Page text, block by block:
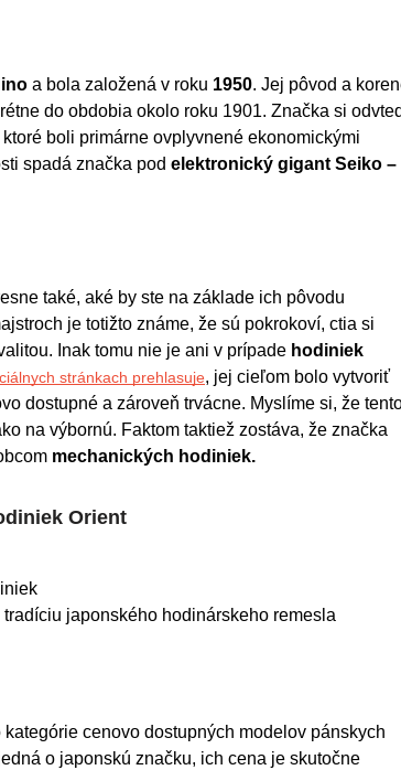
a bola založená v roku 1950. Jej pôvod a
do obdobia okolo roku 1901. Značka si
boli primárne ovplyvnené ekonomickými
spadá značka pod elektronický gigant Seiko –
také, aké by ste na základe ich pôvodu
je totižto známe, že sú pokrokoví, ctia si
Inak tomu nie je ani v prípade hodiniek
stránkach prehlasuje, jej cieľom bolo vytvoriť
dostupné a zároveň trvácne. Myslíme si, že
na výbornú. Faktom taktiež zostáva, že značka
mechanických hodiniek.
Orient
japonského hodinárskeho remesla
cenovo dostupných modelov pánskych
o japonskú značku, ich cena je skutočne